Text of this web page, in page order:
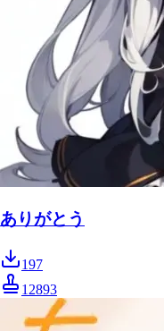
ありがとう
197
12893